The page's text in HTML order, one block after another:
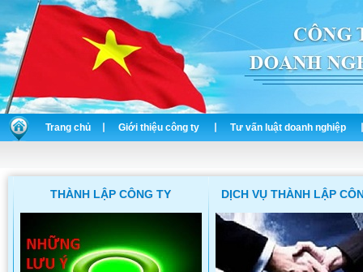
Trang chủ Giới thiệu công ty Tư vấn luật doanh nghiệp
THÀNH LẬP CÔNG TY DỊCH VỤ THÀNH LẬP